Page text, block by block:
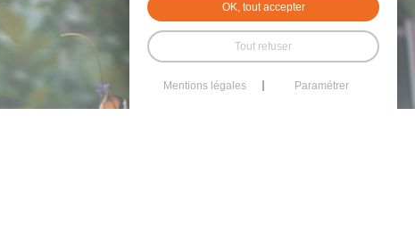
OK, tout accepter
Tout refuser
Mentions légales Paramétrer